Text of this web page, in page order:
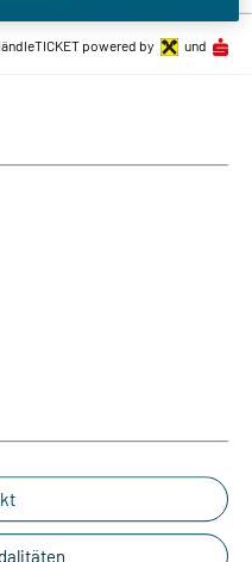
ländleTICKET powered by und